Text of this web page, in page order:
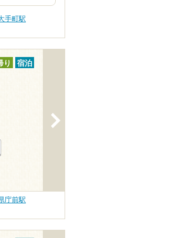
手町駅
り 宿泊
庁前駅